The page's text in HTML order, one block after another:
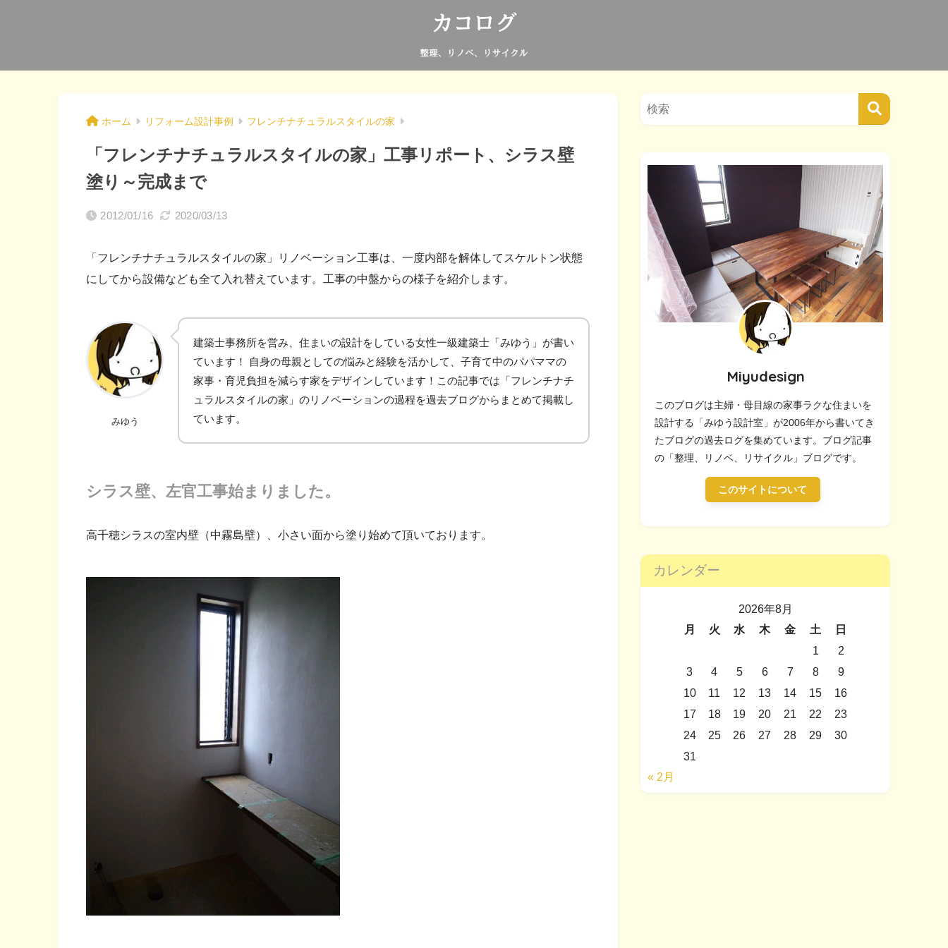
ホーム リフォーム設計事例 フレンチナチュラルスタイルの家
「フレンチナチュラルスタイルの家」工事リポート、シラス壁
塗り～完成まで
2012/01/16 2020/03/13
「フレンチナチュラルスタイルの家」リノベーション工事は、一度内部を解体してスケルトン状態
にしてから設備なども全て入れ替えています。工事の中盤からの様子を紹介します。
みゆう
建築士事務所を営み、住まいの設計をしている女性一級建築士「みゆう」が書い
ています！ 自身の母親としての悩みと経験を活かして、子育て中のパパママの
家事・育児負担を減らす家をデザインしています！この記事では「フレンチナチ
ュラルスタイルの家」のリノベーションの過程を過去ブログからまとめて掲載し
ています。
シラス壁、左官工事始まりました。
高千穂シラスの室内壁（中霧島壁）、小さい面から塗り始めて頂いております。
Miyudesign
このブログは主婦・母目線の家事ラクな住まいを
設計する「みゆう設計室」が2006年から書いてき
たブログの過去ログを集めています。ブログ記事
の「整理、リノベ、リサイクル」ブログです。
このサイトについて
カレンダー
2026年8月
月
火 水 木 金 土
日
1
2
3
4 5 6 7 8
9
10
11 12 13 14 15
16
17
18 19 20 21 22
23
24
25 26 27 28 29
30
31
« 2月